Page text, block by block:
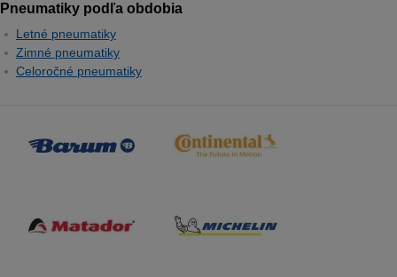
Pneumatiky podľa obdobia
Letné pneumatiky
Zimné pneumatiky
Celoročné pneumatiky